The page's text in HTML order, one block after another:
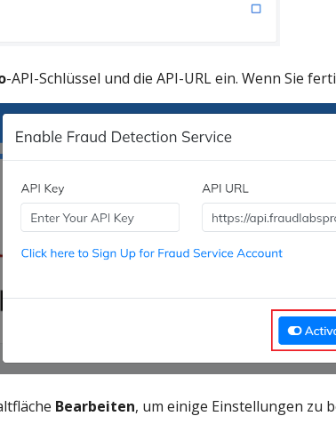
-API-Schlüssel und die API-URL ein. Wenn Sie
Bearbeiten, um einige Einstellungen zu